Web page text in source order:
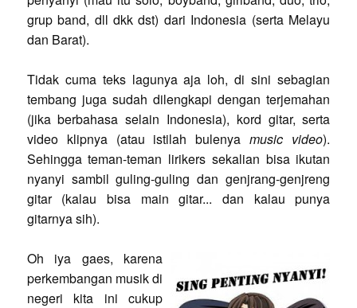
grup band, dll dkk dst) dari Indonesia (serta Melayu
dan Barat).
Tidak cuma teks lagunya aja loh, di sini sebagian
tembang juga sudah dilengkapi dengan terjemahan
(jika berbahasa selain Indonesia), kord gitar, serta
video klipnya (atau istilah bulenyamusic video).
Sehingga teman-teman lirikers sekalian bisa ikutan
nyanyi sambil guling-guling dan genjrang-genjreng
gitar (kalau bisa main gitar... dan kalau punya
gitarnya sih).
Oh iya gaes, karena
perkembangan musik di
negeri kita ini cukup